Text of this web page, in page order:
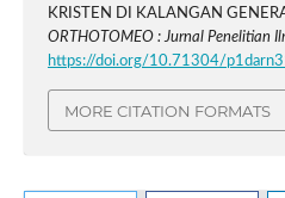
KRISTEN DI KALANGAN
ORTHOTOMEO : Jurnal Penelitian
https://doi.org/10.71304/
MORE CITATION FORMATS